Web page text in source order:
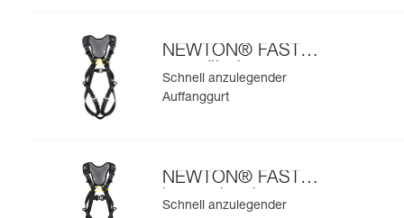
NEWTON® FAST
europäische
Ausführung
Schnell anzulegender
Auffanggurt
NEWTON® FAST
internationale
Schnell anzulegender